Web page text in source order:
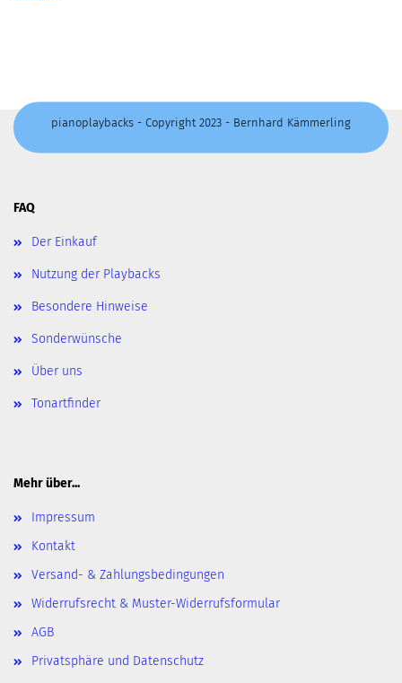
pianoplaybacks - Copyright 2023 - Bernhard Kämmerling
FAQ
Der Einkauf
Nutzung der Playbacks
Besondere Hinweise
Sonderwünsche
Über uns
Tonartfinder
Mehr über...
Impressum
Kontakt
Versand- & Zahlungsbedingungen
Widerrufsrecht & Muster-Widerrufsformular
AGB
Privatsphäre und Datenschutz